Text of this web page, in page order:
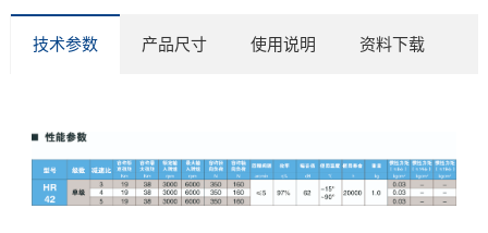
技术参数 产品尺寸 使用说明 资料下载